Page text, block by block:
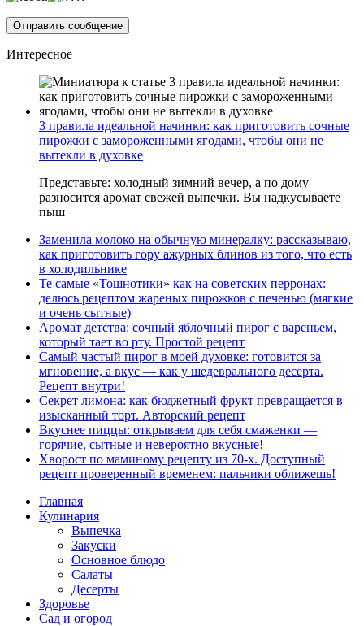
Интересное
3 правила идеальной начинки: как приготовить сочные
пирожки с замороженными ягодами, чтобы они не
вытекли в духовке
Представьте: холодный зимний вечер, а по дому
разносится аромат свежей выпечки. Вы надкусываете
пыш
Заменила молоко на обычную минералку: рассказываю,
как приготовить гору ажурных блинов из того, что есть
в холодильнике
Те самые «Тошнотики» как на советских перронах:
делюсь рецептом жареных пирожков с печенью (мягкие
и очень сытные)
Аромат детства: сочный яблочный пирог с вареньем,
который тает во рту. Простой рецепт
Самый частый пирог в моей духовке: готовится за
мгновение, а вкус — как у шедеврального десерта.
Рецепт внутри!
Секрет лимона: как бюджетный фрукт превращается в
изысканный торт. Авторский рецепт
Вкуснее пиццы: открываем для себя смаженки —
горячие, сытные и невероятно вкусные!
Хворост по маминому рецепту из 70-х. Доступный
рецепт проверенный временем: пальчики оближешь!
Главная
Кулинария
Выпечка
Закуски
Основное блюдо
Салаты
Десерты
Здоровье
Сад и огород